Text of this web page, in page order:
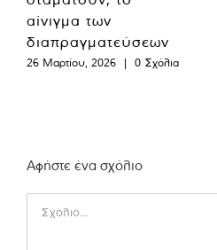
αίνιγμα των
διαπραγματεύσεων
26 Μαρτίου, 2026 | 0 Σχόλια
Αφήστε ένα σχόλιο